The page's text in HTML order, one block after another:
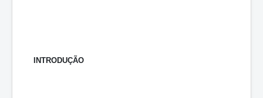
INTRODUÇÃO